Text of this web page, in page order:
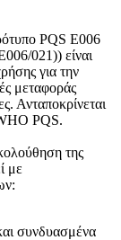
PQS E006
021)) είναι
για την
μεταφοράς
Ανταποκρίνεται
PQS.
της
με
συνδυασμένα